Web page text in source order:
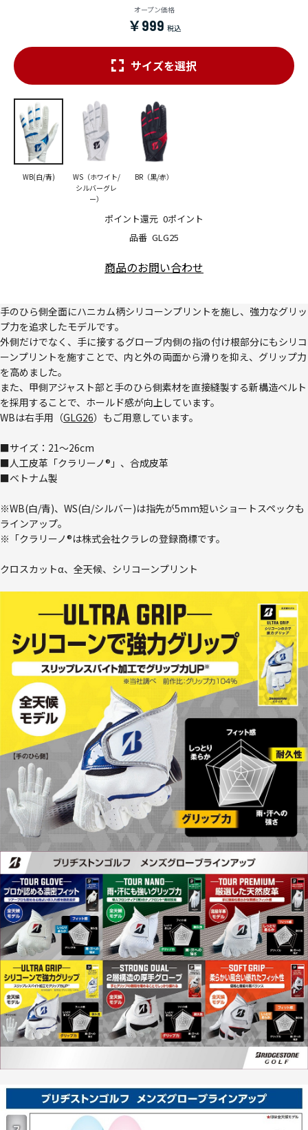
オープン価格
￥999
品番 GLG25
ポイント還元 0ポイント
サイズを選択
WB(白/青)
WS（ホワイト/
シルバーグレ
ー）
BR（黒/赤）
商品のお問い合わせ
手のひら側全面にハニカム柄シリコーンプリントを施し、強力なグリッ
プ力を追求したモデルです。
外側だけでなく、手に接するグローブ内側の指の付け根部分にもシリコ
ーンプリントを施すことで、内と外の両面から滑りを抑え、グリップ力
を高めました。
また、甲側アジャスト部と手のひら側素材を直接縫製する新構造ベルト
を採用することで、ホールド感が向上しています。
WBは右手用（GLG26）もご用意しています。
■サイズ：21～26cm
■人工皮革「クラリーノ®」、合成皮革
■ベトナム製
※WB(白/青)、WS(白/シルバー)は指先が5mm短いショートスペックも
ラインアップ。
※「クラリーノ®は株式会社クラレの登録商標です。
クロスカットα、全天候、シリコーンプリント